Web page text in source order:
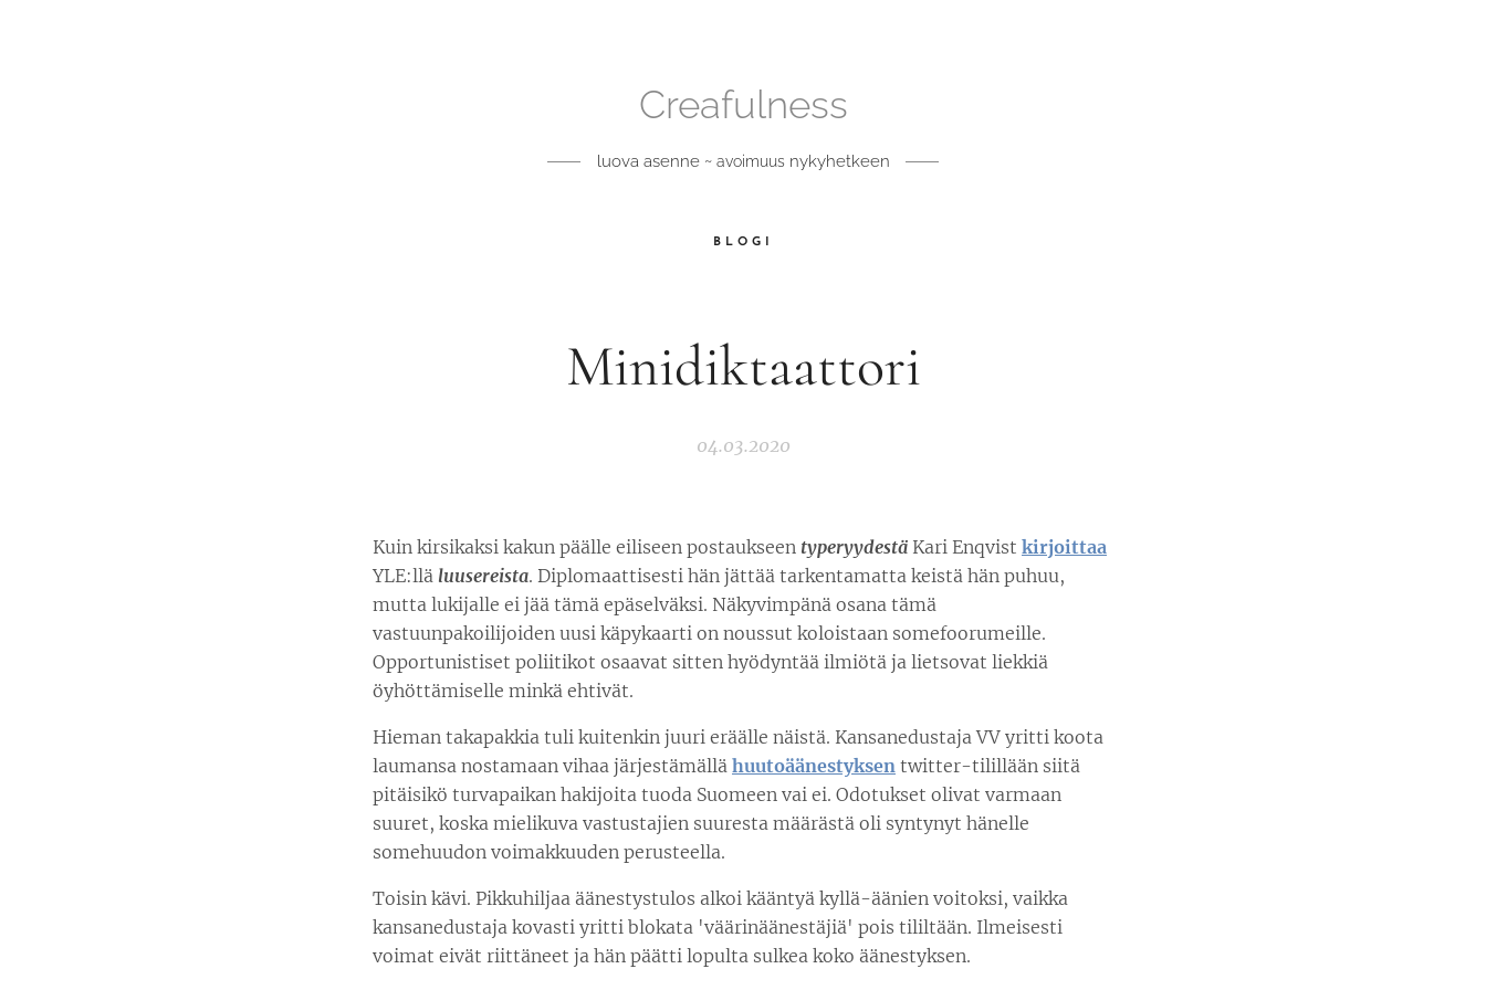
Creafulness
luova asenne ~ avoimuusnykyhetkeen
BLOGI
Minidiktaattori
04.03.2020
Kuin kirsikaksi kakun päälle eiliseen postaukseen typeryydestä Kari Enqvist kirjoittaa
YLE:llä luusereista. Diplomaattisesti hän jättää tarkentamatta keistä hän puhuu,
mutta lukijalle ei jää tämä epäselväksi. Näkyvimpänä osana tämä
vastuunpakoilijoiden uusi käpykaarti on noussut koloistaan somefoorumeille.
Opportunistiset poliitikot osaavat sitten hyödyntää ilmiötä ja lietsovat liekkiä
öyhöttämiselle minkä ehtivät.
Hieman takapakkia tuli kuitenkin juuri eräälle näistä. Kansanedustaja VV yritti koota
laumansa nostamaan vihaa järjestämällä huutoäänestyksen twitter-tilillään siitä
pitäisikö turvapaikan hakijoita tuoda Suomeen vai ei. Odotukset olivat varmaan
suuret, koska mielikuva vastustajien suuresta määrästä oli syntynyt hänelle
somehuudon voimakkuuden perusteella.
Toisin kävi. Pikkuhiljaa äänestystulos alkoi kääntyä kyllä-äänien voitoksi, vaikka
kansanedustaja kovasti yritti blokata 'väärinäänestäjiä' pois tililtään. Ilmeisesti
voimat eivät riittäneet ja hän päätti lopulta sulkea koko äänestyksen.